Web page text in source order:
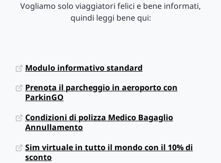
Vogliamo solo viaggiatori felici e bene informati,
quindi leggi bene qui:
Modulo informativo standard
Prenota il parcheggio in aeroporto con
ParkinGO
Condizioni di polizza Medico Bagaglio
Annullamento
Sim virtuale in tutto il mondo con il 10% di
sconto